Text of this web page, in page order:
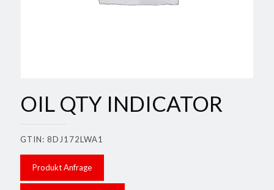
OIL QTY INDICATOR
GTIN: 8DJ172LWA1
Produkt Anfrage